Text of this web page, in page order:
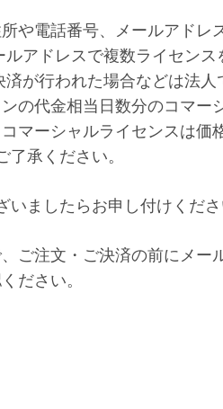
や電話番号、メールアドレ
アドレスで複数ライセンス
が行われた場合などは法人
の代金相当日数分のコマー
マーシャルライセンスは価
承ください。
ましたらお申し付けくださ
ご注文・ご決済の前にメー
ださい。